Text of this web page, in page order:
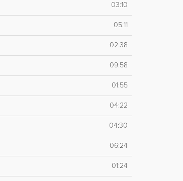
03:10
05:11
02:38
09:58
01:55
04:22
04:30
06:24
01:24